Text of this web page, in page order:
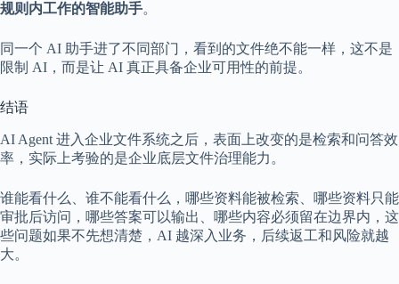
规则内工作的智能助手。
同一个 AI 助手进了不同部门，看到的文件绝不能一样，这不是
限制 AI，而是让 AI 真正具备企业可用性的前提。
结语
AI Agent 进入企业文件系统之后，表面上改变的是检索和问答效
率，实际上考验的是企业底层文件治理能力。
谁能看什么、谁不能看什么，哪些资料能被检索、哪些资料只能
审批后访问，哪些答案可以输出、哪些内容必须留在边界内，这
些问题如果不先想清楚，AI 越深入业务，后续返工和风险就越
大。